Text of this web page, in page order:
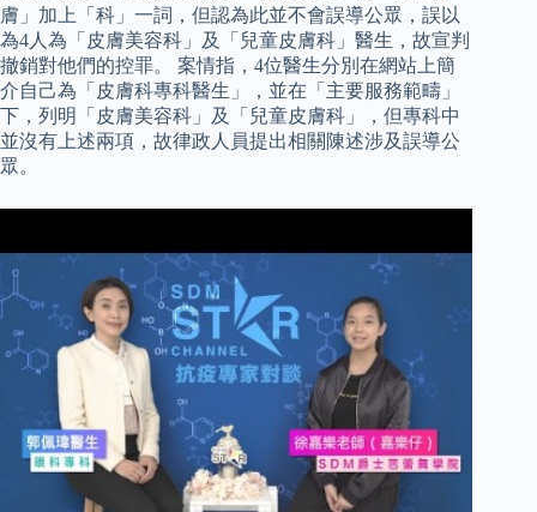
膚」加上「科」一詞，但認為此並不會誤導公眾，誤以
為4人為「皮膚美容科」及「兒童皮膚科」醫生，故宣判
撤銷對他們的控罪。 案情指，4位醫生分別在網站上簡
介自己為「皮膚科專科醫生」，並在「主要服務範疇」
下，列明「皮膚美容科」及「兒童皮膚科」，但專科中
並沒有上述兩項，故律政人員提出相關陳述涉及誤導公
眾。